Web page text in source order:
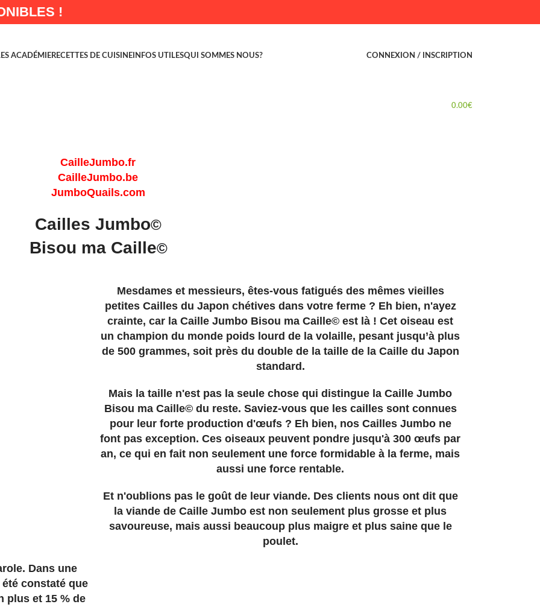
!
ACADÉMIERECETTES DE CUISINE INFOS UTILESQUI SOMMES NOUS? CONNEXION / INSCRIPTION
0.00€
CailleJumbo.fr
CailleJumbo.be
JumboQuails.com
Cailles Jumbo©
Bisou ma Caille©
Mesdames et messieurs, êtes-vous fatigués des mêmes vieilles
petites Cailles du Japon chétives dans votre ferme ? Eh bien, n'ayez
crainte, car la Caille Jumbo Bisou ma Caille© est là ! Cet oiseau est
un champion du monde poids lourd de la volaille, pesant jusqu’à plus
de 500 grammes, soit près du double de la taille de la Caille du Japon
standard.
Mais la taille n'est pas la seule chose qui distingue la Caille Jumbo
Bisou ma Caille© du reste. Saviez-vous que les cailles sont connues
pour leur forte production d'œufs ? Eh bien, nos Cailles Jumbo ne
font pas exception. Ces oiseaux peuvent pondre jusqu'à 300 œufs par
an, ce qui en fait non seulement une force formidable à la ferme, mais
aussi une force rentable.
Et n'oublions pas le goût de leur viande. Des clients nous ont dit que
la viande de Caille Jumbo est non seulement plus grosse et plus
savoureuse, mais aussi beaucoup plus maigre et plus saine que le
poulet.
Dans une
constaté que
plus et 15 % de